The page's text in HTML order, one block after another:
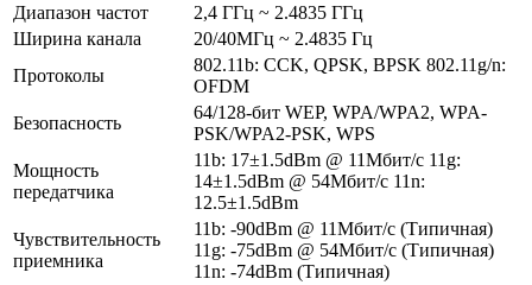
Диапазон частот
2,4 ГГц ~ 2.4835 ГГц
Ширина канала
20/40МГц ~ 2.4835 Гц
Протоколы
802.11b: CCK, QPSK, BPSK 802.11g/n:
OFDM
Безопасность
64/128-бит WEP, WPA/WPA2, WPA-
PSK/WPA2-PSK, WPS
Мощность
передатчика
11b: 17±1.5dBm @ 11Мбит/с 11g:
14±1.5dBm @ 54Мбит/с 11n:
12.5±1.5dBm
Чувствительность
приемника
11b: -90dBm @ 11Мбит/с (Типичная)
11g: -75dBm @ 54Мбит/с (Типичная)
11n: -74dBm (Типичная)